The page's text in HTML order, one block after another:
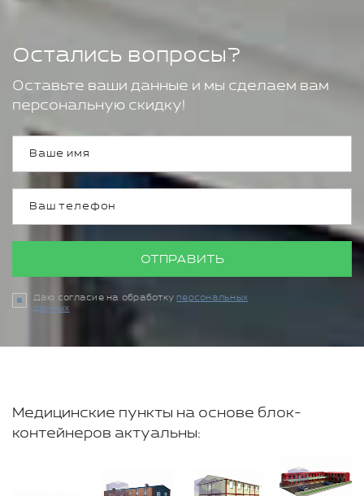
Остались вопросы?
Оставьте ваши данные и мы сделаем вам
персональную скидку!
ОТПРАВИТЬ
Даю согласие на обработку персональных
данных
Медицинские пункты на основе блок-
контейнеров актуальны: